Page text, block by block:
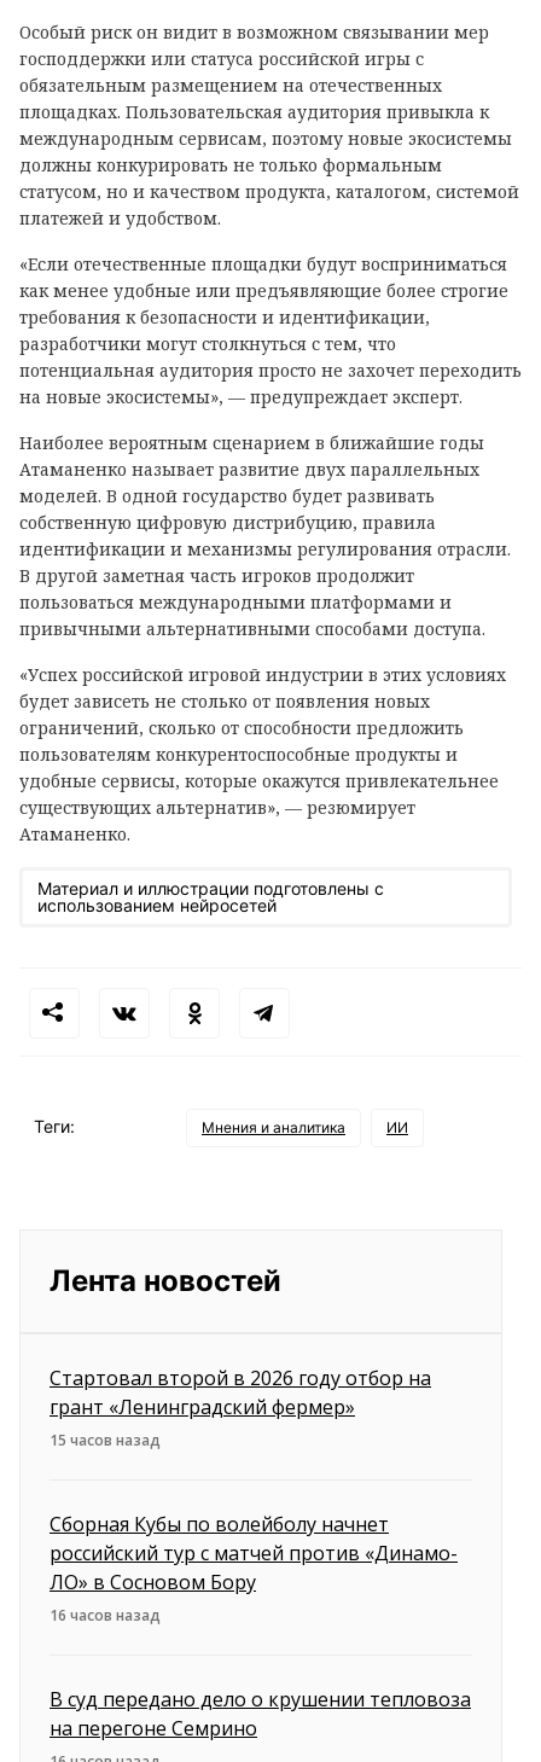
Особый риск он видит в возможном связывании мер
господдержки или статуса российской игры с
обязательным размещением на отечественных
площадках. Пользовательская аудитория привыкла к
международным сервисам, поэтому новые экосистемы
должны конкурировать не только формальным
статусом, но и качеством продукта, каталогом, системой
платежей и удобством.
«Если отечественные площадки будут восприниматься
как менее удобные или предъявляющие более строгие
требования к безопасности и идентификации,
разработчики могут столкнуться с тем, что
потенциальная аудитория просто не захочет переходить
на новые экосистемы», — предупреждает эксперт.
Наиболее вероятным сценарием в ближайшие годы
Атаманенко называет развитие двух параллельных
моделей. В одной государство будет развивать
собственную цифровую дистрибуцию, правила
идентификации и механизмы регулирования отрасли.
В другой заметная часть игроков продолжит
пользоваться международными платформами и
привычными альтернативными способами доступа.
«Успех российской игровой индустрии в этих условиях
будет зависеть не столько от появления новых
ограничений, сколько от способности предложить
пользователям конкурентоспособные продукты и
удобные сервисы, которые окажутся привлекательнее
существующих альтернатив», — резюмирует
Атаманенко.
Материал и иллюстрации подготовлены с
использованием нейросетей
Теги: Мнения и аналитика ИИ
Лента новостей
Стартовал второй в 2026 году отбор на
грант «Ленинградский фермер»
15 часов назад
Сборная Кубы по волейболу начнет
российский тур с матчей против «Динамо-
ЛО» в Сосновом Бору
16 часов назад
В суд передано дело о крушении тепловоза
на перегоне Семрино